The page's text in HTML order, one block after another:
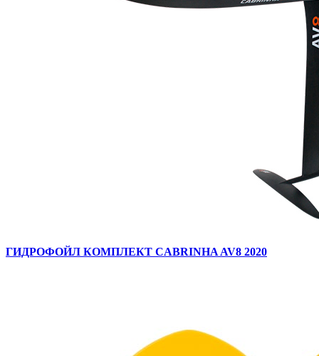
ГИДРОФОЙЛ КОМПЛЕКТ CABRINHA AV8 2020